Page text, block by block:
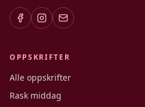
OPPSKRIFTER
Alle oppskrifter
Rask middag